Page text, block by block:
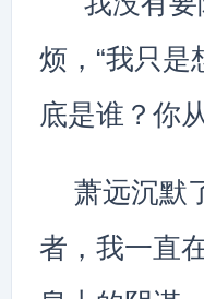
烦，“我只
底是谁？你
萧远沉默
者，我一直